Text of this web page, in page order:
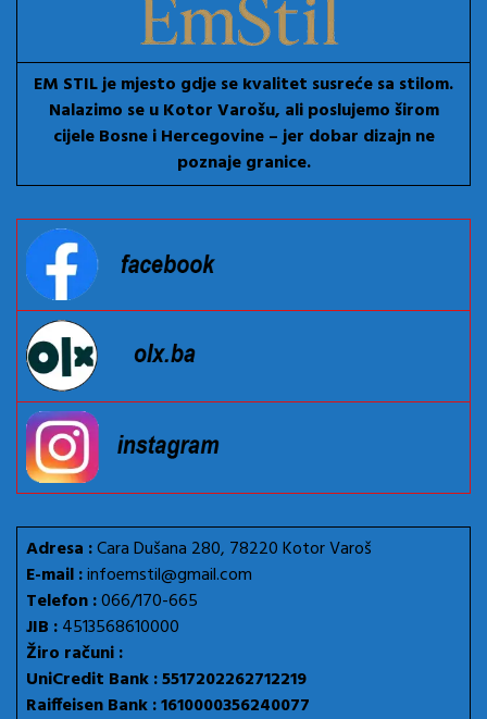
EM STIL je mjesto gdje se kvalitet susreće sa stilom.
Nalazimo se u Kotor Varošu, ali poslujemo širom
cijele Bosne i Hercegovine – jer dobar dizajn ne
poznaje granice.
Adresa :Cara Dušana 280, 78220 Kotor Varoš
E-mail :infoemstil@gmail.com
Telefon :066/170-665
JIB :4513568610000
Žiro računi :
UniCredit Bank : 5517202262712219
Raiffeisen Bank : 1610000356240077